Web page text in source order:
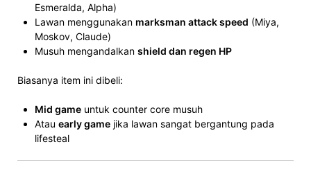
Esmeralda, Alpha)
Lawan menggunakan marksman attack speed (Miya,
Moskov, Claude)
Musuh mengandalkan shield dan regen HP
Biasanya item ini dibeli:
Mid game untuk counter core musuh
Atau early game jika lawan sangat bergantung pada
lifesteal